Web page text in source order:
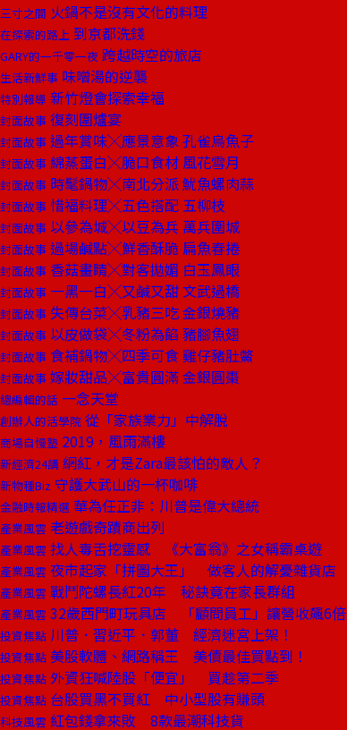
三寸之間 火鍋不是沒有文化的料理
在探索的路上 到京都洗錢
GARY的一千零一夜 跨越時空的旅店
生活新鮮事 味噌湯的逆襲
特別報導 新竹燈會探索幸福
封面故事 復刻圍爐宴
封面故事 過年賞味╳應景意象 孔雀烏魚子
封面故事 綿蒸蛋白╳脆口食材 風花雪月
封面故事 時髦鍋物╳南北分派 魷魚螺肉蒜
封面故事 惜福料理╳五色搭配 五柳枝
封面故事 以參為城╳以豆為兵 萬兵圍城
封面故事 過場鹹點╳鮮香酥脆 扁魚春捲
封面故事 香菇畫睛╳對客拋媚 白玉鳳眼
封面故事 一黑一白╳又鹹又甜 文武過橋
封面故事 失傳台菜╳乳豬三吃 金銀燒豬
封面故事 以皮做袋╳冬粉為餡 豬腳魚翅
封面故事 食補鍋物╳四季可食 雞仔豬肚鱉
封面故事 嫁妝甜品╳富貴圓滿 金銀圓棗
總編輯的話 一念天堂
創辦人的活學院 從「家族業力」中解脫
商場自慢塾 2019，風雨滿樓
新經濟24講 網紅，才是Zara最該怕的敵人？
新物種Biz 守護大武山的一杯咖啡
金融時報精選 華為任正非：川普是偉大總統
產業風雲 老遊戲奇蹟商出列
產業風雲 找人毒舌挖靈感 《大富翁》之女稱霸桌遊
產業風雲 夜市起家「拼圖大王」 做客人的解憂雜貨店
產業風雲 戰鬥陀螺長紅20年 秘訣竟在家長群組
產業風雲 32歲西門町玩具店 「顧問員工」讓營收飆6倍
投資焦點 川普．習近平．郭董 經濟迷宮上架！
投資焦點 美股軟體、網路稱王 美債最佳買點到！
投資焦點 外資狂喊陸股「便宜」 買趁第二季
投資焦點 台股買黑不買紅 中小型股有賺頭
科技風雲 紅包錢拿來敗 8款最潮科技貨